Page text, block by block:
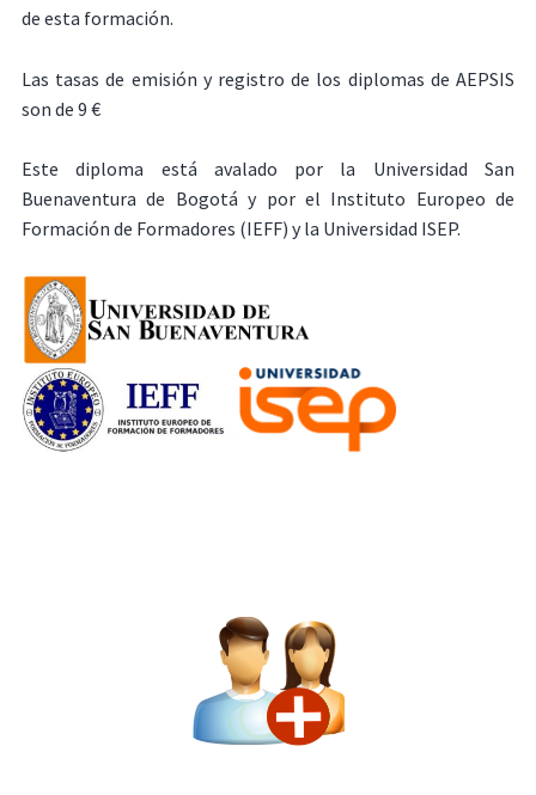
de esta formación.
Las tasas de emisión y registro de los diplomas de AEPSIS
son de 9 €
Este diploma está avalado por la Universidad San
Buenaventura de Bogotá y por el Instituto Europeo de
Formación de Formadores (IEFF) y la Universidad ISEP.